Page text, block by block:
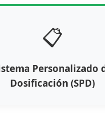
📋
Personalizado
Dosificación (SPD)